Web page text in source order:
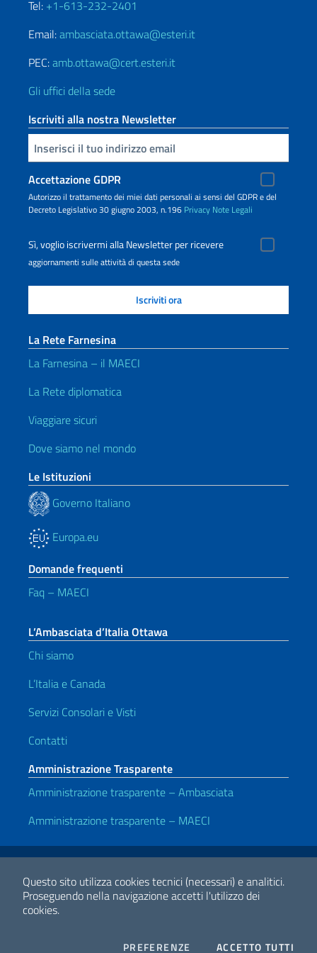
Questo sito utilizza cookies tecnici (necessari) e analitici.
Proseguendo nella navigazione accetti l'utilizzo dei
cookies.
PREFERENZE COOKIESACCETTO TUTTI
Tel: +1-613-232-2401
Email:ambasciata.ottawa@esteri.it
PEC:amb.ottawa@cert.esteri.it
Gli uffici della sede
Iscriviti alla nostra Newsletter
Inserisci la tua email
Accettazione GDPR
Autorizzo il trattamento dei miei dati personali ai sensi del GDPR e del
Decreto Legislativo 30 giugno 2003, n.196 Privacy Note Legali
Sì, voglio iscrivermi alla Newsletter per ricevere
aggiornamenti sulle attività di questa sede
La Rete Farnesina
La Farnesina – il MAECI
La Rete diplomatica
Viaggiare sicuri
Dove siamo nel mondo
Le Istituzioni
Governo Italiano
Europa.eu
Domande frequenti
Faq – MAECI
L’Ambasciata d’Italia Ottawa
Chi siamo
L’Italia e Canada
Servizi Consolari e Visti
Contatti
Amministrazione Trasparente
Amministrazione trasparente – Ambasciata
Amministrazione trasparente – MAECI
Link Utili